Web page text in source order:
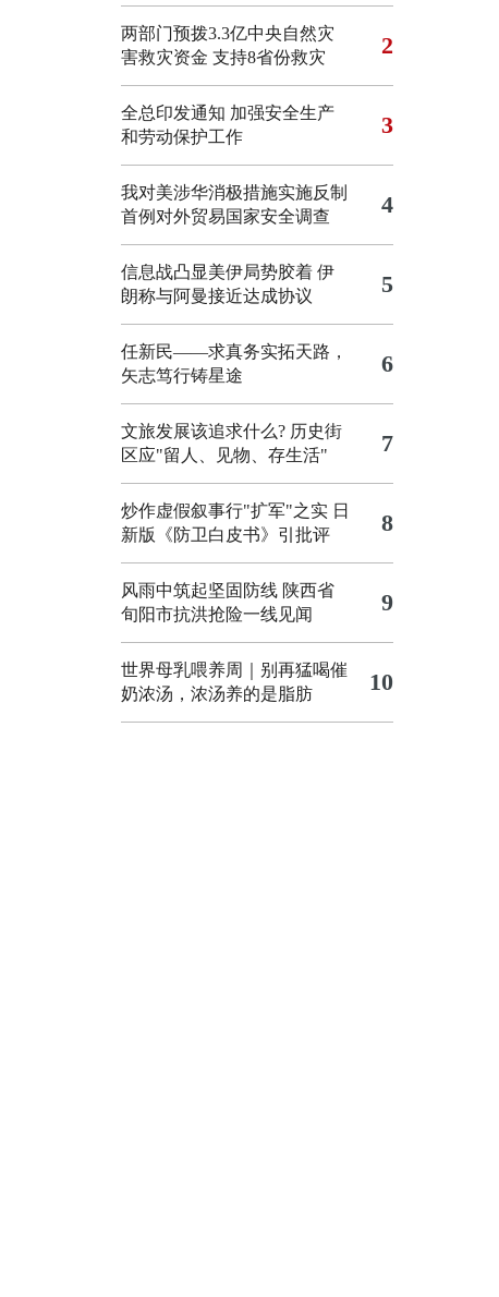
两部门预拨3.3亿中央自然灾
害救灾资金 支持8省份救灾
2
全总印发通知 加强安全生产
和劳动保护工作
3
我对美涉华消极措施实施反制
首例对外贸易国家安全调查
4
信息战凸显美伊局势胶着 伊
朗称与阿曼接近达成协议
5
任新民——求真务实拓天路，
矢志笃行铸星途
6
文旅发展该追求什么? 历史街
区应"留人、见物、存生活"
7
炒作虚假叙事行"扩军"之实 日
新版《防卫白皮书》引批评
8
风雨中筑起坚固防线 陕西省
旬阳市抗洪抢险一线见闻
9
世界母乳喂养周｜别再猛喝催
奶浓汤，浓汤养的是脂肪
10